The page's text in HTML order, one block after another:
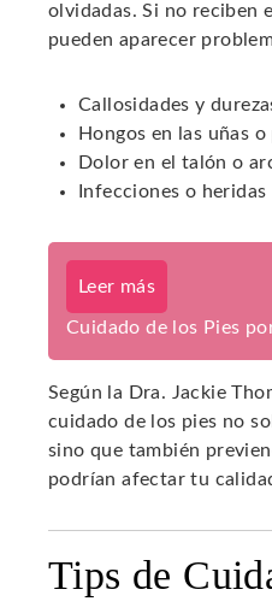
olvidadas. Si no reciben
pueden aparecer
Callosidades y
Hongos en las uñas
Dolor en el talón o
Infecciones o heridas
Leer más
Cuidado de los Pies
Según la Dra. Jackie
cuidado de los pies no
sino que también
podrían afectar tu
Tips de